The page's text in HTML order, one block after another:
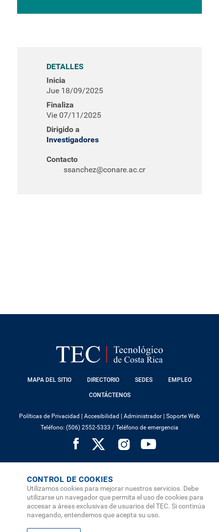
DETALLES
Inicia
Jue 18/09/2025
Finaliza
Vie 07/11/2025
Dirigido a
Investigadores
Contacto
ssanchez@conare.ac.cr
FOOTERMAPA DEL SITIO DIRECTORIO SEDES EMPLEO
CONTÁCTENOS
Políticas de Privacidad Accesibilidad Administrador
Soporte Web
Teléfono: (506) 2552-5333 / Teléfono de emergencia
CONTROL DE COOKIES
Utilizamos cookies para mejorar nuestros servicios. Debe
utilizarse un navegador que permita el uso de cookies para
accesar a áreas exclusivas de usuarios del TEC. Si continúa
navegando, entendemos que acepta su uso.